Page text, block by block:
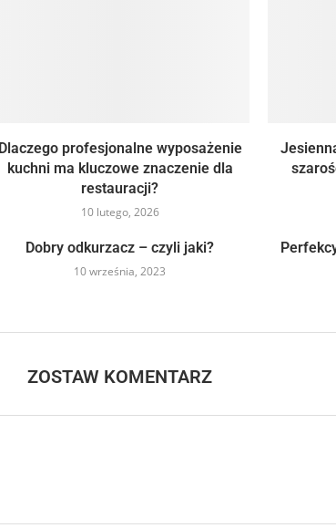
Dlaczego profesjonalne wyposażenie
kuchni ma kluczowe znaczenie dla
restauracji?
10 lutego, 2026
Dobry odkurzacz – czyli jaki?
10 września, 2023
ZOSTAW KOMENTARZ